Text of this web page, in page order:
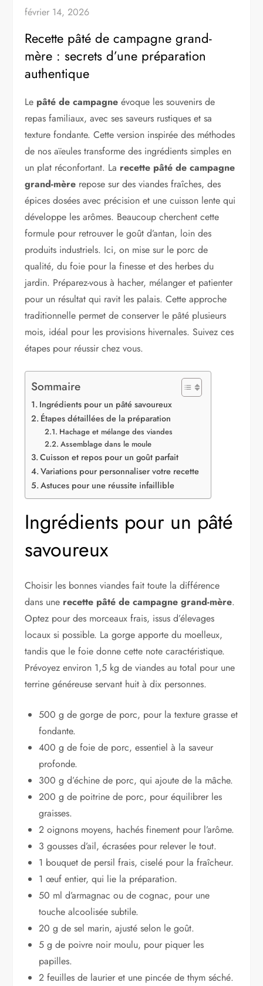
février 14, 2026
Recette pâté de campagne grand-
mère : secrets d’une préparation
authentique
Le pâté de campagne évoque les souvenirs de
repas familiaux, avec ses saveurs rustiques et sa
texture fondante. Cette version inspirée des méthodes
de nos aïeules transforme des ingrédients simples en
un plat réconfortant. La recette pâté de campagne
grand-mère repose sur des viandes fraîches, des
épices dosées avec précision et une cuisson lente qui
développe les arômes. Beaucoup cherchent cette
formule pour retrouver le goût d’antan, loin des
produits industriels. Ici, on mise sur le porc de
qualité, du foie pour la finesse et des herbes du
jardin. Préparez-vous à hacher, mélanger et patienter
pour un résultat qui ravit les palais. Cette approche
traditionnelle permet de conserver le pâté plusieurs
mois, idéal pour les provisions hivernales. Suivez ces
étapes pour réussir chez vous.
Sommaire
Ingrédients pour un pâté savoureux
Étapes détaillées de la préparation
Hachage et mélange des viandes
Assemblage dans le moule
Cuisson et repos pour un goût parfait
Variations pour personnaliser votre recette
Astuces pour une réussite infaillible
Ingrédients pour un pâté
savoureux
Choisir les bonnes viandes fait toute la différence
dans une recette pâté de campagne grand-mère.
Optez pour des morceaux frais, issus d’élevages
locaux si possible. La gorge apporte du moelleux,
tandis que le foie donne cette note caractéristique.
Prévoyez environ 1,5 kg de viandes au total pour une
terrine généreuse servant huit à dix personnes.
500 g de gorge de porc, pour la texture grasse et
fondante.
400 g de foie de porc, essentiel à la saveur
profonde.
300 g d’échine de porc, qui ajoute de la mâche.
200 g de poitrine de porc, pour équilibrer les
graisses.
2 oignons moyens, hachés finement pour l’arôme.
3 gousses d’ail, écrasées pour relever le tout.
1 bouquet de persil frais, ciselé pour la fraîcheur.
1 œuf entier, qui lie la préparation.
50 ml d’armagnac ou de cognac, pour une
touche alcoolisée subtile.
20 g de sel marin, ajusté selon le goût.
5 g de poivre noir moulu, pour piquer les
papilles.
2 feuilles de laurier et une pincée de thym séché.